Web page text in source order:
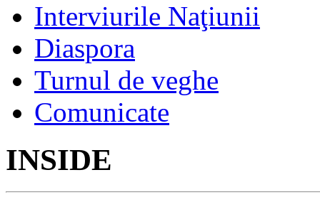
Interviurile Naţiunii
Diaspora
Turnul de veghe
Comunicate
INSIDE